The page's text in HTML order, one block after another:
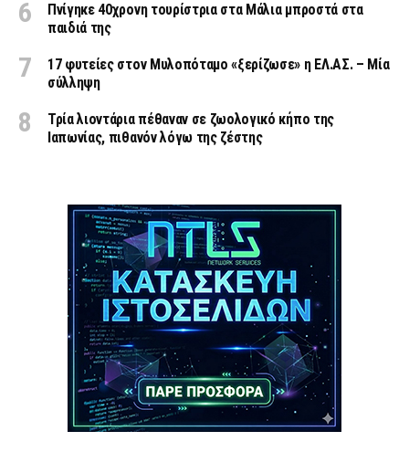
Πνίγηκε 40χρονη τουρίστρια στα Μάλια μπροστά στα
παιδιά της
17 φυτείες στον Μυλοπόταμο «ξερίζωσε» η ΕΛ.ΑΣ. – Μία
σύλληψη
Τρία λιοντάρια πέθαναν σε ζωολογικό κήπο της
Ιαπωνίας, πιθανόν λόγω της ζέστης